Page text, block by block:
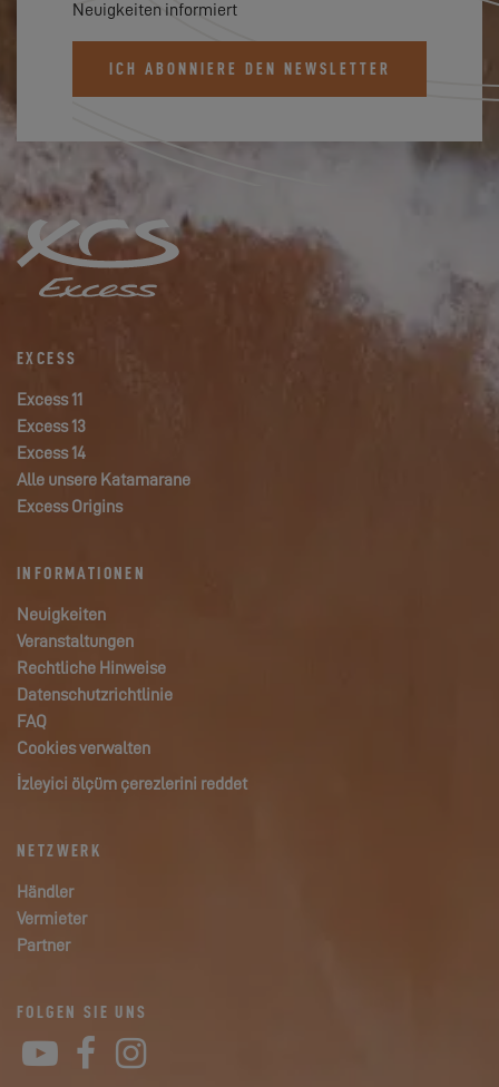
Neuigkeiten informiert
ICH ABONNIERE DEN NEWSLETTER
EXCESS
Excess 11
Excess 13
Excess 14
Alle unsere Katamarane
Excess Origins
INFORMATIONEN
Neuigkeiten
Veranstaltungen
Rechtliche Hinweise
Datenschutzrichtlinie
FAQ
Cookies verwalten
İzleyici ölçüm çerezlerini reddet
NETZWERK
Händler
Vermieter
Partner
FOLGEN SIE UNS
YouTube
Facebook
Instagram